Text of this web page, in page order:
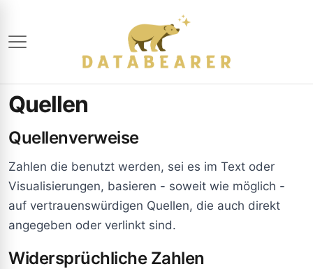
Quellen
Quellenverweise
Zahlen die benutzt werden, sei es im Text oder
Visualisierungen, basieren - soweit wie möglich -
auf vertrauenswürdigen Quellen, die auch direkt
angegeben oder verlinkt sind.
Widersprüchliche Zahlen